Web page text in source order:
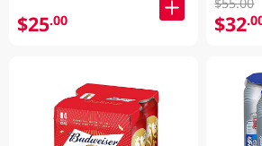
$25.00
$55.00
$32